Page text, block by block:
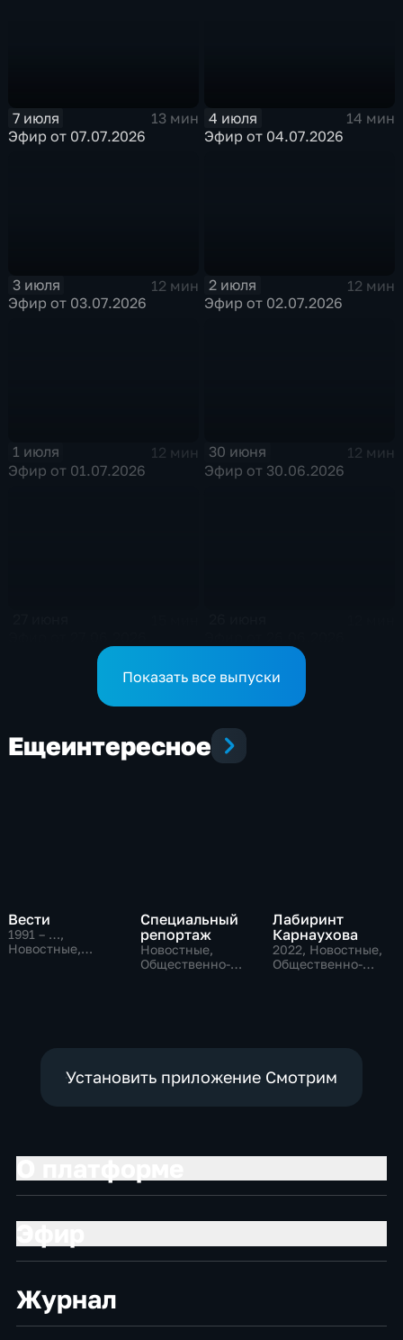
7 июля
13 мин
Эфир от 07.07.2026
4 июля
14 мин
Эфир от 04.07.2026
3 июля
12 мин
Эфир от 03.07.2026
2 июля
12 мин
Эфир от 02.07.2026
1 июля
12 мин
Эфир от 01.07.2026
30 июня
12 мин
Эфир от 30.06.2026
Показать все выпуски
Ещеинтересное
Вести
1991 – …,
Новостные,
Специальный
репортаж
Новостные,
Общественно-
Лабиринт
Карнаухова
2022, Новостные,
Общественно-
Установить приложение Смотрим
Журнал